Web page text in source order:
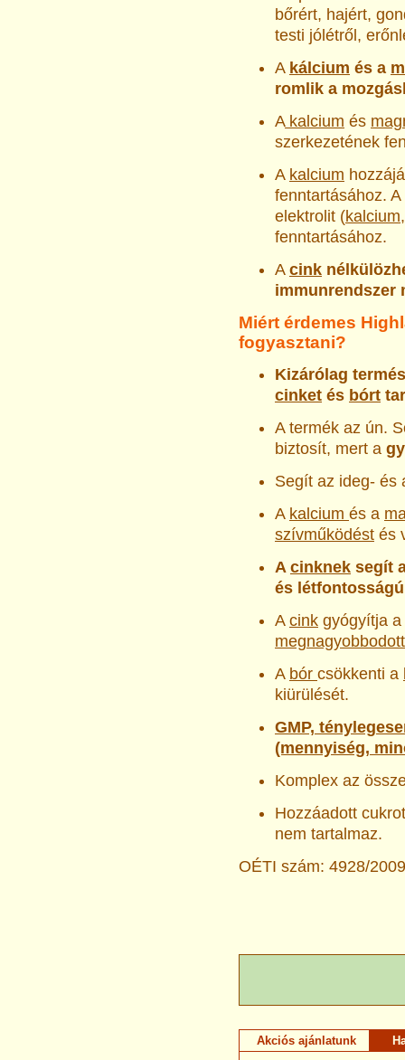
bőrért, hajért,
testi jólétről,
A kálcium és a
romlik a
Akalcium és
szerkezetének
A kalcium
fenntartásához. A
elektrolit (kalcium
fenntartásához.
A cink
immunrendszer
Miért érdemes
fogyasztani?
Kizárólag
cinket és bórt
A termék az ún.
biztosít, mert a
Segít az ideg- és
A kalcium és a
szívműködést és
A cinknek segít
és
A cink gyógyítja a
A bór csökkenti a
kiürülését.
GMP,
(mennyiség,
Komplex az
Hozzáadott
nem tartalmaz.
OÉTI szám: 4928/2009
Akciós ajánlatunk